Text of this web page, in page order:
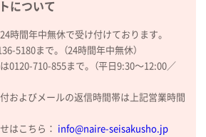
り扱いがあったので
チ付トートL ナチュラル(A4対応)
13:33
について
時間年中無休で受け付けております。
5180まで。（24時間年中無休）
0120-710-855まで。（平日9:30〜12:00／
およびメールの返信時間帯は上記営業時間
はこちら： info@naire-seisakusho.jp